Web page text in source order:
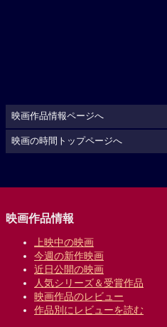
映画作品情報ページへ
映画の時間トップページへ
映画作品情報
上映中の映画
今週の新作映画
近日公開の映画
人気シリーズ＆受賞作品
映画作品のレビュー
作品別にレビューを読む